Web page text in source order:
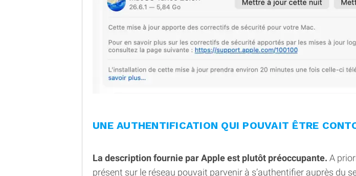
UNE AUTHENTIFICATION QUI POUVAIT ÊTRE
La description fournie par Apple est plutôt préoccupante. A
présent sur le réseau pouvait parvenir à s’authentifier auprès du